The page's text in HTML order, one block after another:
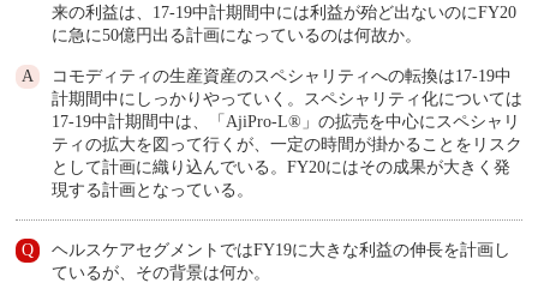
来の利益は、17-19中計期間中には利益が殆ど出ないのにFY20
に急に50億円出る計画になっているのは何故か。
コモディティの生産資産のスペシャリティへの転換は17-19中
計期間中にしっかりやっていく。スペシャリティ化については
17-19中計期間中は、「AjiPro-L®」の拡売を中心にスペシャリ
ティの拡大を図って行くが、一定の時間が掛かることをリスク
として計画に織り込んでいる。FY20にはその成果が大きく発
現する計画となっている。
ヘルスケアセグメントではFY19に大きな利益の伸長を計画し
ているが、その背景は何か。